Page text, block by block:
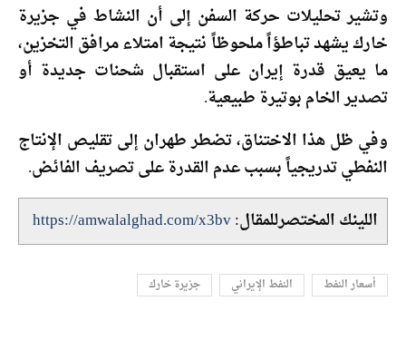
وتشير تحليلات حركة السفن إلى أن النشاط في جزيرة
خارك يشهد تباطؤاً ملحوظاً نتيجة امتلاء مرافق التخزين،
ما يعيق قدرة إيران على استقبال شحنات جديدة أو
تصدير الخام بوتيرة طبيعية.
وفي ظل هذا الاختناق، تضطر طهران إلى تقليص الإنتاج
النفطي تدريجياً بسبب عدم القدرة على تصريف الفائض.
اللينك المختصرللمقال:https://amwalalghad.com/x3bv
أسعار النفط النفط الإيراني جزيرة خارك